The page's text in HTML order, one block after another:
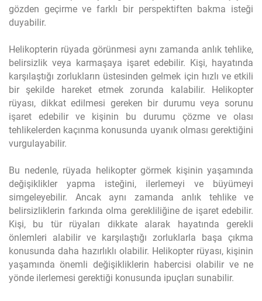
gözden geçirme ve farklı bir perspektiften bakma isteği
duyabilir.
Helikopterin rüyada görünmesi aynı zamanda anlık tehlike,
belirsizlik veya karmaşaya işaret edebilir. Kişi, hayatında
karşılaştığı zorlukların üstesinden gelmek için hızlı ve etkili
bir şekilde hareket etmek zorunda kalabilir. Helikopter
rüyası, dikkat edilmesi gereken bir durumu veya sorunu
işaret edebilir ve kişinin bu durumu çözme ve olası
tehlikelerden kaçınma konusunda uyanık olması gerektiğini
vurgulayabilir.
Bu nedenle, rüyada helikopter görmek kişinin yaşamında
değişiklikler yapma isteğini, ilerlemeyi ve büyümeyi
simgeleyebilir. Ancak aynı zamanda anlık tehlike ve
belirsizliklerin farkında olma gerekliliğine de işaret edebilir.
Kişi, bu tür rüyaları dikkate alarak hayatında gerekli
önlemleri alabilir ve karşılaştığı zorluklarla başa çıkma
konusunda daha hazırlıklı olabilir. Helikopter rüyası, kişinin
yaşamında önemli değişikliklerin habercisi olabilir ve ne
yönde ilerlemesi gerektiği konusunda ipuçları sunabilir.